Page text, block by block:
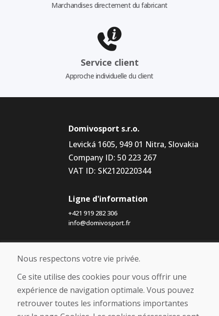
Marchandises directement du fabricant
Service client
Approche individuelle du client
Domivosport s.r.o.
Levická 1605, 949 01 Nitra, Slovakia
Company ID: 50 223 267
VAT ID: SK2120220344
Ligne d'information
+421 919 282 306
info@domivosport.fr
Blog
À propos de nous
Boutique
Contact
Nous respectons votre vie privée.
Ce site utilise des cookies pour vous offrir une
expérience de navigation optimale. Vous pouvez
retrouver toutes les informations importantes